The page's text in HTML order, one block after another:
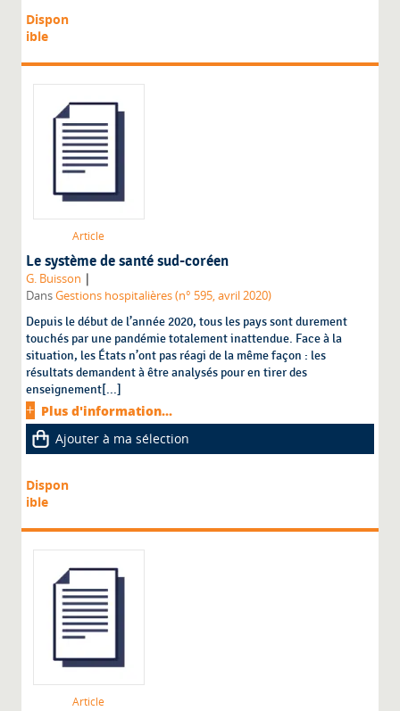
Dispon
ible
Article
Le système de santé sud-coréen
G. Buisson |
DansGestions hospitalières (n° 595, avril 2020)
Depuis le début de l’année 2020, tous les pays sont durement
touchés par une pandémie totalement inattendue. Face à la
situation, les États n’ont pas réagi de la même façon : les
résultats demandent à être analysés pour en tirer des
enseignement[...]
Plus d'information...
Ajouter à ma sélection
Dispon
ible
Article